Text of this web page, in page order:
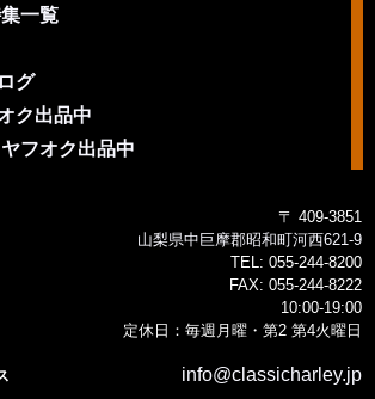
一覧
グ
ク出品中
フオク出品中
〒 409-3851
山梨県中巨摩郡昭和町河西621-9
TEL: 055-244-8200
FAX: 055-244-8222
10:00-19:00
定休日：毎週月曜・第2 第4火曜日
info@classicharley.jp